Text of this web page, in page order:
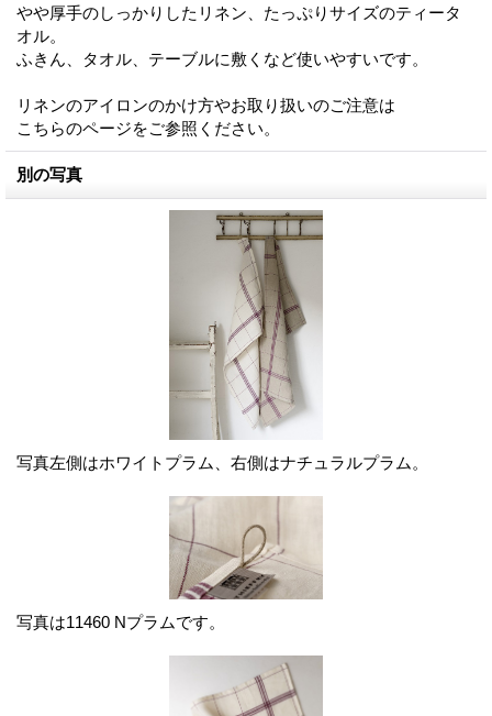
やや厚手のしっかりしたリネン、たっぷりサイズのティータ
オル。
ふきん、タオル、テーブルに敷くなど使いやすいです。
リネンのアイロンのかけ方やお取り扱いのご注意は
こちらのページをご参照ください。
別の写真
写真左側はホワイトプラム、右側はナチュラルプラム。
写真は11460 Nプラムです。